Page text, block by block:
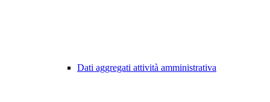
Dati aggregati attività amministrativa